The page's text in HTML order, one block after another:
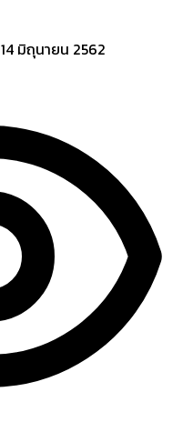
14 มิถุนายน 2562